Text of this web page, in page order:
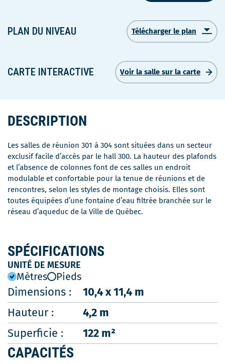
PLAN DU NIVEAU Télécharger le plan
Ce
dans
une
CARTE INTERACTIVE Voir la salle sur la carte
DESCRIPTION
Les salles de réunion 301 à 304 sont situées dans un secteur
exclusif facile d’accès par le hall 300. La hauteur des plafonds
et l’absence de colonnes font de ces salles un endroit
modulable et confortable pour la tenue de réunions et de
rencontres, selon les styles de montage choisis. Elles sont
toutes équipées d’une fontaine d’eau filtrée branchée sur le
réseau d’aqueduc de la Ville de Québec.
SPÉCIFICATIONS
UNITÉ DE MESURE
Mètres Pieds
Dimensions :
10,4 x 11,4 m
Hauteur :
4,2 m
Superficie :
122 m²
CAPACITÉS